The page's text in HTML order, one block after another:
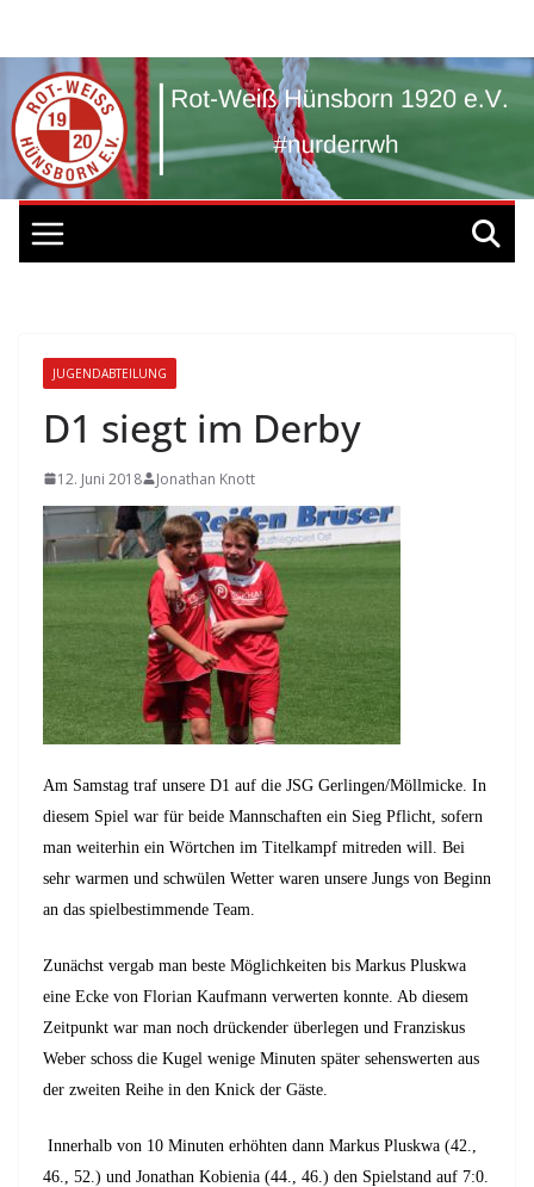
springen
JUGENDABTEILUNG
D1 siegt im Derby
12. Juni 2018 Jonathan Knott
Am Samstag traf unsere D1 auf die JSG Gerlingen/Möllmicke. In
diesem Spiel war für beide Mannschaften ein Sieg Pflicht, sofern
man weiterhin ein Wörtchen im Titelkampf mitreden will. Bei
sehr warmen und schwülen Wetter waren unsere Jungs von Beginn
an das spielbestimmende Team.
Zunächst vergab man beste Möglichkeiten bis Markus Pluskwa
eine Ecke von Florian Kaufmann verwerten konnte. Ab diesem
Zeitpunkt war man noch drückender überlegen und Franziskus
Weber schoss die Kugel wenige Minuten später sehenswerten aus
der zweiten Reihe in den Knick der Gäste.
Innerhalb von 10 Minuten erhöhten dann Markus Pluskwa (42.,
46., 52.) und Jonathan Kobienia (44., 46.) den Spielstand auf 7:0.